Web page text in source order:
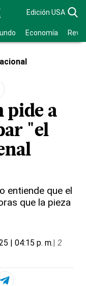
Edición USA
Economía
pide a
"el
entiende que el
que la pieza
| 04:15 p. m.| 2